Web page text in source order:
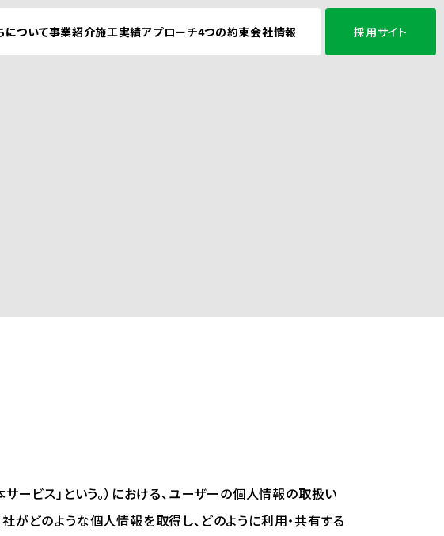
について事業紹介施工実績アプローチ4つの約束会社情報 採用サイト
ービス」という。）における、ユーザーの個人情報の取扱い
社がどのような個人情報を取得し、どのように利用・共有する